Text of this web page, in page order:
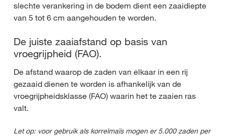
slechte verankering in de bodem dient een zaaidiepte
van 5 tot 6 cm aangehouden te worden.
De juiste zaaiafstand op basis van
vroegrijpheid (FAO).
De afstand waarop de zaden van elkaar in een rij
gezaaid dienen te worden is afhankelijk van de
vroegrijpheidsklasse (FAO) waarin het te zaaien ras
valt.
Let op: voor gebruik als korrelmaïs mogen er 5.000 zaden per